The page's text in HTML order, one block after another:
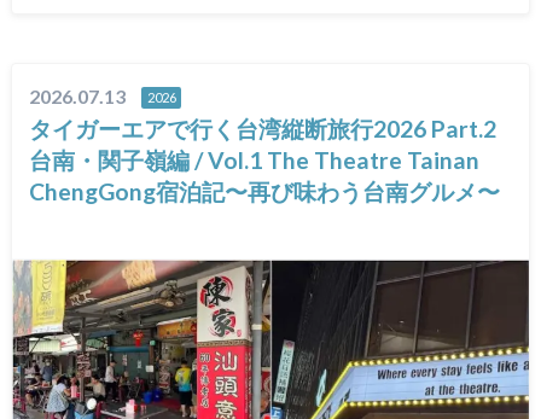
2026.07.13 2026
タイガーエアで行く台湾縦断旅行2026 Part.2
台南・関子嶺編 / Vol.1 The Theatre Tainan
ChengGong宿泊記〜再び味わう台南グルメ〜